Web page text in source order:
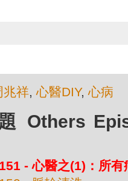
兆祥,心醫DIY,心病
Others
- 心醫之(1)：所